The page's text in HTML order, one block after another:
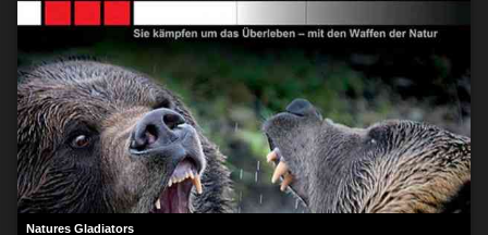
Natures Gladiators